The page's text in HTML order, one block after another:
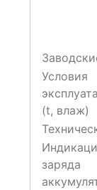
Условия
(t, влаж)
заряда